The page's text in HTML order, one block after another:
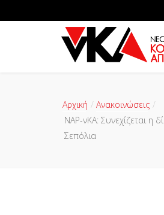
Αρχική
Ανακοινώσεις
ΝΑΡ-νΚΑ: Συνεχίζεται η
Σεπόλια